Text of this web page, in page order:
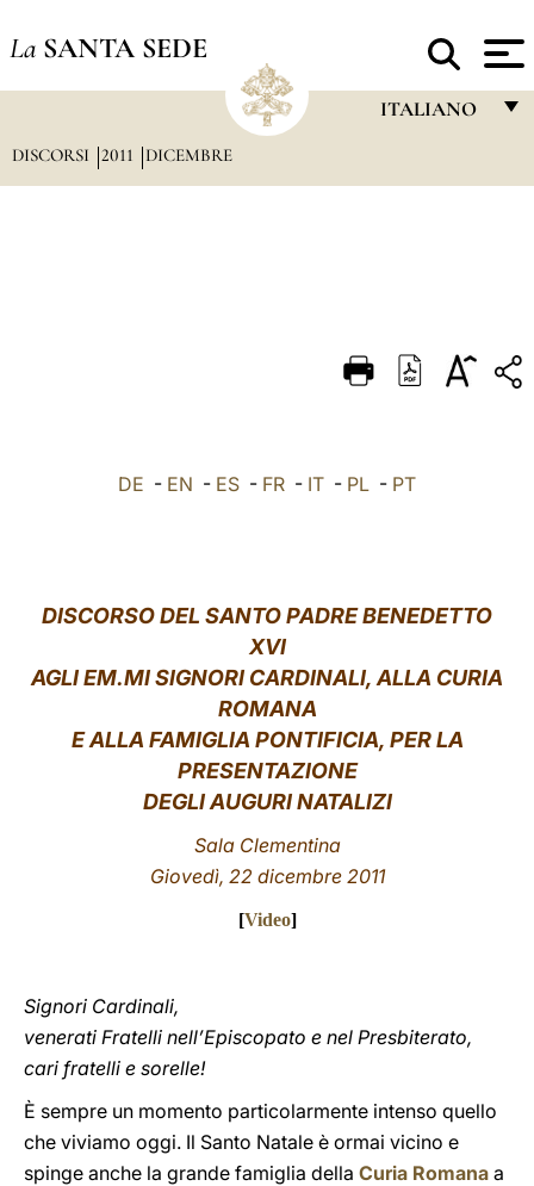
La SANTA SEDE
ITALIANO
DEUTSCH
العربيّة
DISCORSI 2011 DICEMBRE
DE - EN - ES - FR - IT - PL - PT
DISCORSODEL SANTO PADRE BENEDETTO
XVI
AGLI EM.MI SIGNORI CARDINALI, ALLA CURIA
ROMANA
E ALLA FAMIGLIA PONTIFICIA, PER LA
PRESENTAZIONE
DEGLI AUGURI NATALIZI
Sala Clementina
Giovedì, 22 dicembre 2011
[Video]
Signori Cardinali,
venerati Fratelli nell’Episcopato e nel Presbiterato,
cari fratelli e sorelle!
È sempre un momento particolarmente intenso quello
che viviamo oggi. Il Santo Natale è ormai vicino e
spinge anche la grande famiglia della Curia Romana a